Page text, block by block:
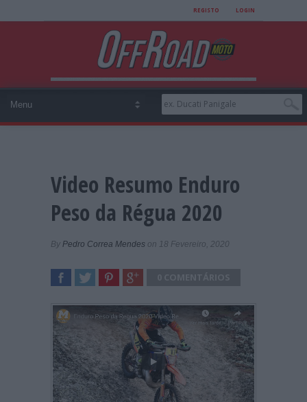
REGISTO LOGIN
Video Resumo Enduro
Peso da Régua 2020
By Pedro Correa Mendes on 18 Fevereiro, 2020